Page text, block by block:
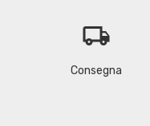
local_shipping
Consegna